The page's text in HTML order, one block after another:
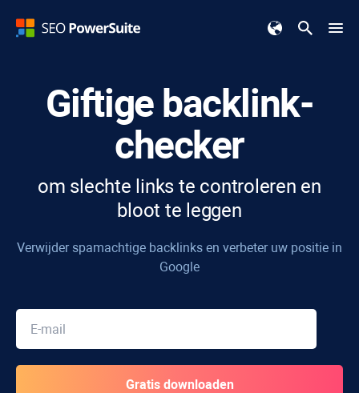
Giftige backlink-
checker
om slechte links te controleren en
bloot te leggen
Verwijder spamachtige backlinks en verbeter uw positie in
Google